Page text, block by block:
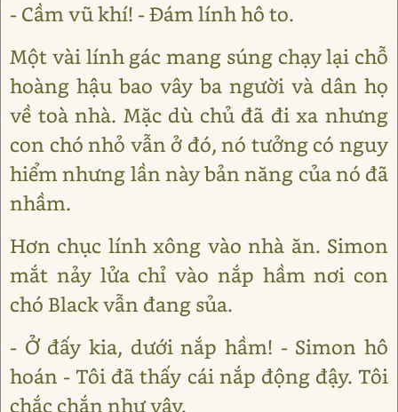
- Cầm vũ khí! - Đám lính hô to.
Một vài lính gác mang súng chạy lại chỗ
hoàng hậu bao vây ba người và dân họ
về toà nhà. Mặc dù chủ đã đi xa nhưng
con chó nhỏ vẫn ở đó, nó tưởng có nguy
hiểm nhưng lần này bản năng của nó đã
nhầm.
Hơn chục lính xông vào nhà ăn. Simon
mắt nảy lửa chỉ vào nắp hầm nơi con
chó Black vẫn đang sủa.
- Ở đấy kia, dưới nắp hầm! - Simon hô
hoán - Tôi đã thấy cái nắp động đậy. Tôi
chắc chắn như vậy.